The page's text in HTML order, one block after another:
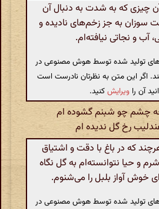
که به شدت به دنبال آن
سوزان به جز زخم‌های نادیده و
آب و نجاتی نیافته‌ام.
تولید شده توسط هوش مصنوعی در
اگر این متن به نظرتان نادرست است
آن را ویرایشکنید.
چه چشم چو شبنم گشوده ام
رخ گل ندیده ام
که در باغ با دقت و اشتیاق
شرم و حیا نتوانسته‌ام به گل نگاه
خوش آواز بلبل را می‌شنوم.
تولید شده توسط هوش مصنوعی در